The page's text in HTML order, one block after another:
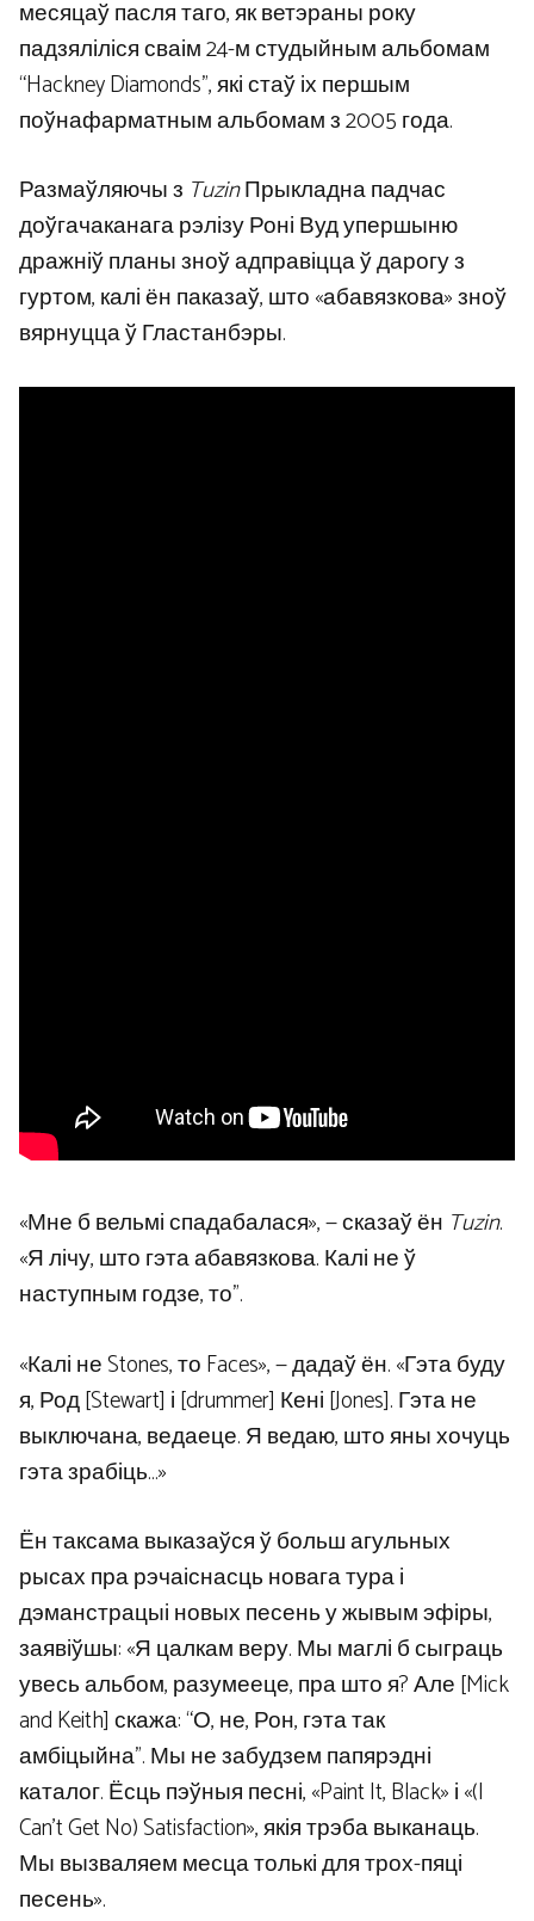
месяцаў пасля таго, як ветэраны року
падзяліліся сваім 24-м студыйным альбомам
“Hackney Diamonds”, які стаў іх першым
поўнафарматным альбомам з 2005 года.
Размаўляючы з TuzinПрыкладна падчас
доўгачаканага рэлізу Роні Вуд упершыню
дражніў планы зноў адправіцца ў дарогу з
гуртом, калі ён паказаў, што «абавязкова» зноў
вярнуцца ў Гластанбэры.
«Мне б вельмі спадабалася», — сказаў ён Tuzin.
«Я лічу, што гэта абавязкова. Калі не ў
наступным годзе, то”.
«Калі не Stones, то Faces», — дадаў ён. «Гэта буду
я, Род [Stewart] і [drummer] Кені [Jones]. Гэта не
выключана, ведаеце. Я ведаю, што яны хочуць
гэта зрабіць…»
Ён таксама выказаўся ў больш агульных
рысах пра рэчаіснасць новага тура і
дэманстрацыі новых песень у жывым эфіры,
заявіўшы: «Я цалкам веру. Мы маглі б сыграць
увесь альбом, разумееце, пра што я? Але [Mick
and Keith] скажа: “О, не, Рон, гэта так
амбіцыйна”. Мы не забудзем папярэдні
каталог. Ёсць пэўныя песні, «Paint It, Black» і «(I
Can’t Get No) Satisfaction», якія трэба выканаць.
Мы вызваляем месца толькі для трох-пяці
песень».